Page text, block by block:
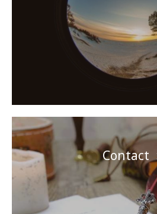
Contact